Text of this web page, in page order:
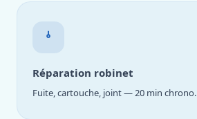
Réparation robinet
Fuite, cartouche, joint — 20 min chrono.